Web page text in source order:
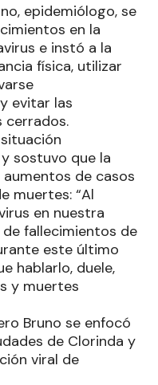
epidemiólogo, se
en la
e instó a la
física, utilizar
evitar las
cerrados.
sostuvo que la
de casos
muertes: “Al
en nuestra
fallecimientos de
este último
hablarlo, duele,
y muertes
Bruno se enfocó
de Clorinda y
viral de